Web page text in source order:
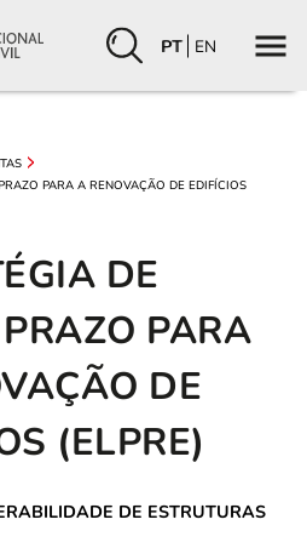
PT EN
PARA A RENOVAÇÃO DE EDIFÍCIOS
DE
PARA
DE
(ELPRE)
DE ESTRUTURAS